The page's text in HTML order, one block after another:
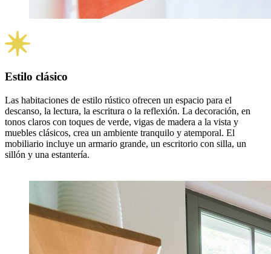
Estilo clásico
Las habitaciones de estilo rústico ofrecen un espacio para el
descanso, la lectura, la escritura o la reflexión. La decoración, en
tonos claros con toques de verde, vigas de madera a la vista y
muebles clásicos, crea un ambiente tranquilo y atemporal. El
mobiliario incluye un armario grande, un escritorio con silla, un
sillón y una estantería.